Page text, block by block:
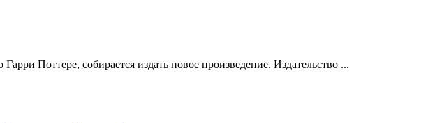
Поттере, собирается издать новое произведение. Издательство ...